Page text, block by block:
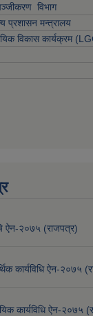
विभाग
प्रशासन मन्त्रालय
विकास कार्यक्रम
ऐन-२०७५ (राजपत्र)
कार्यविधि ऐन-२०७५
कार्यविधि ऐन-२०७५